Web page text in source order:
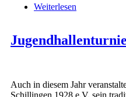
Weiterlesen
Auch in diesem Jahr